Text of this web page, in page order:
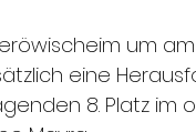
um am
eine
8. Platz im